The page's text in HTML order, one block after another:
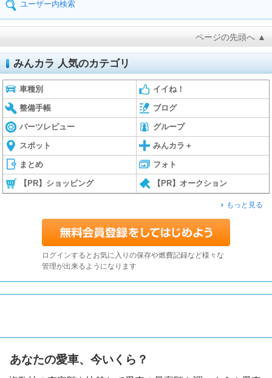
ユーザー内検索
ページの先頭へ ▲
みんカラ 人気のカテゴリ
車種別 イイね！
整備手帳 ブログ
パーツレビュー グループ
スポット みんカラ＋
まとめ フォト
【PR】ショッピング 【PR】オークション
もっと見る
ログインするとお気に入りの保存や燃費記録など様々な
管理が出来るようになります
あなたの愛車、今いくら？